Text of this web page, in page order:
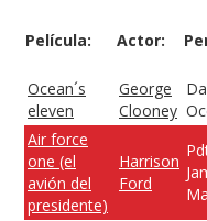
Película: Actor:
Ocean´s
eleven
George
Clooney
Air force
one (el
avión del
presidente)
Harrison
Ford